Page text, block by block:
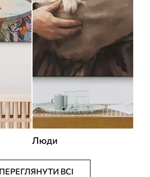
Люди
ПЕРЕГЛЯНУТИ ВСІ